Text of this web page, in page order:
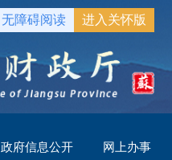
无障碍阅读 进入关怀版
政府信息公开 网上办事